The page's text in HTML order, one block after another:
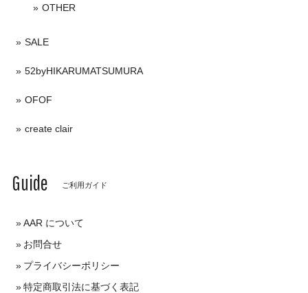
OTHER
SALE
52byHIKARUMATSUMURA
OFOF
create clair
Guide ご利用ガイド
AAR について
お問合せ
プライバシーポリシー
特定商取引法に基づく表記